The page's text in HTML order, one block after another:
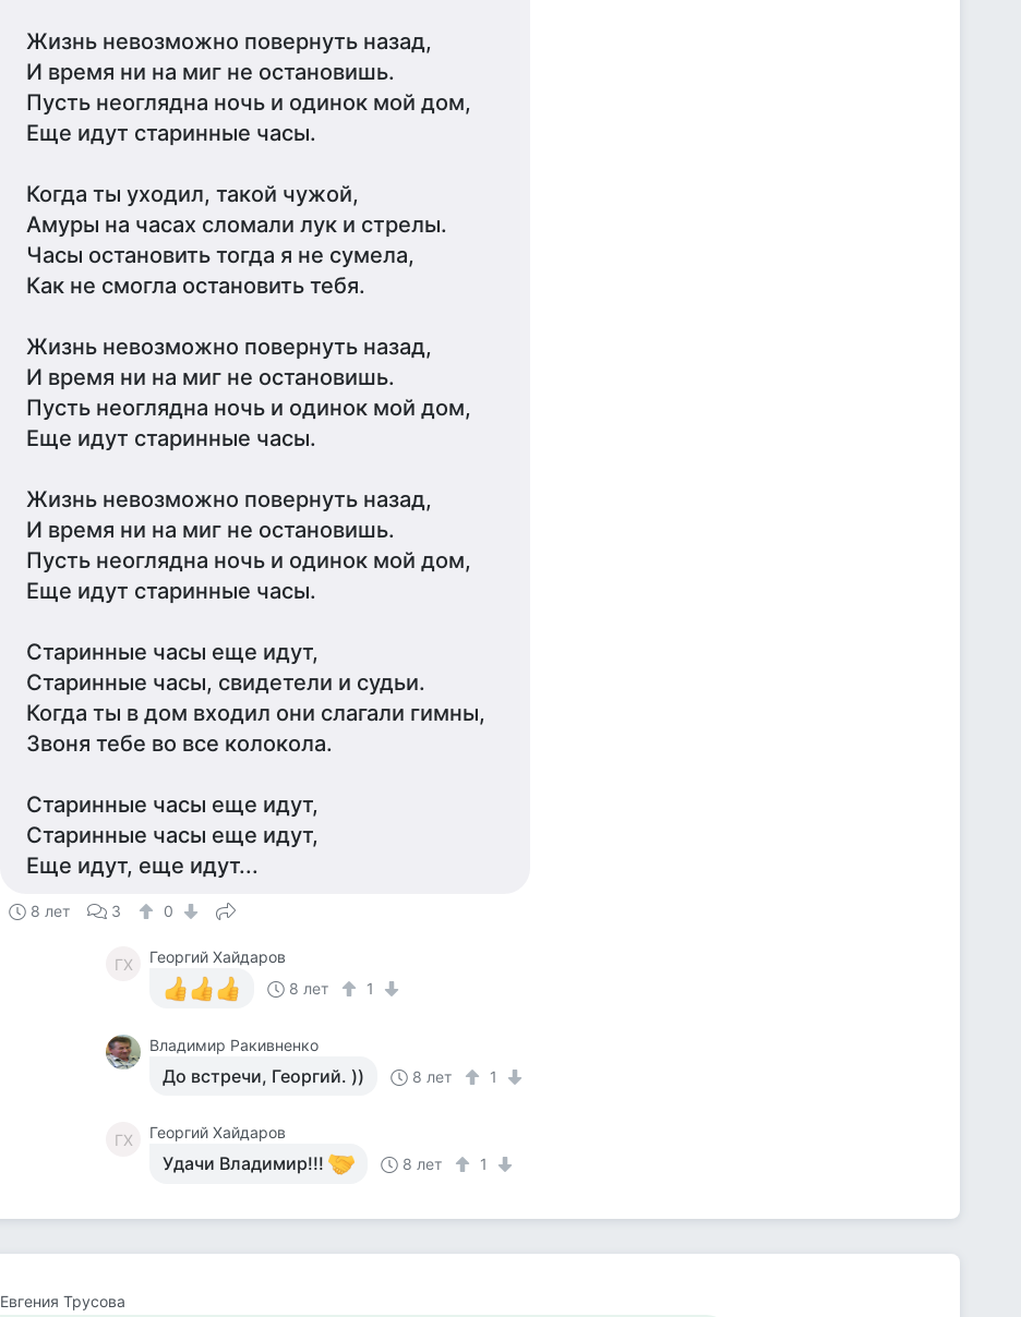
Жизнь невозможно повернуть назад,
И время ни на миг не остановишь.
Пусть неоглядна ночь и одинок мой дом,
Еще идут старинные часы.
Когда ты уходил, такой чужой,
Амуры на часах сломали лук и стрелы.
Часы остановить тогда я не сумела,
Как не смогла остановить тебя.
Жизнь невозможно повернуть назад,
И время ни на миг не остановишь.
Пусть неоглядна ночь и одинок мой дом,
Еще идут старинные часы.
Жизнь невозможно повернуть назад,
И время ни на миг не остановишь.
Пусть неоглядна ночь и одинок мой дом,
Еще идут старинные часы.
Старинные часы еще идут,
Старинные часы, свидетели и судьи.
Когда ты в дом входил они слагали гимны,
Звоня тебе во все колокола.
Старинные часы еще идут,
Старинные часы еще идут,
Еще идут, еще идут...
8 лет 3 0
ГХ
Георгий Хайдаров
8 лет
1
Владимир Ракивненко
До встречи, Георгий. )) 8 лет 1
ГХ Георгий Хайдаров
Удачи Владимир!!! 8 лет 1
Евгения Трусова